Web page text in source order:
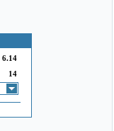
6.14
14